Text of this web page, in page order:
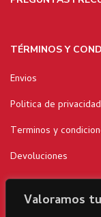
Valoramos
TÉRMINOS Y
Envios
Politica de privacidad
Terminos y
Devoluciones